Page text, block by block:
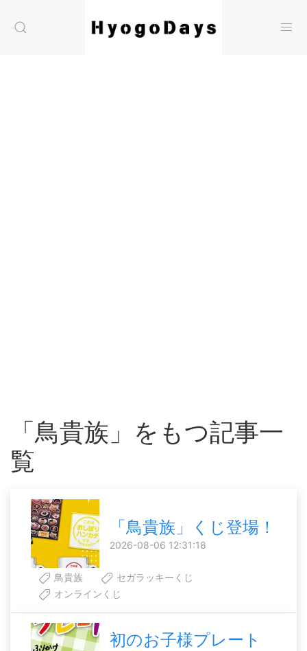
「鳥貴族」をもつ記事一
覧
「鳥貴族」くじ登場！
2026-08-06 12:31:18
鳥貴族
セガラッキーくじ
オンラインくじ
初のお子様プレート